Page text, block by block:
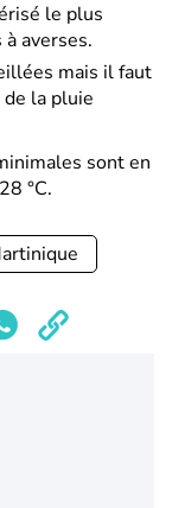
le plus
averses.
mais il faut
la pluie
sont en
°C.